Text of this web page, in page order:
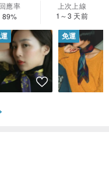
回應率
89%
上次上線
1～3 天前
免運